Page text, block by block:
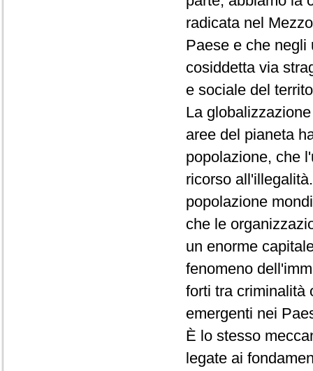
radicata nel
Paese e che negli
cosiddetta via
e sociale del
La
aree del pianeta
popolazione, che
ricorso
popolazione
che le
un enorme
fenomeno
forti tra criminalità
emergenti nei
È lo stesso
legate ai